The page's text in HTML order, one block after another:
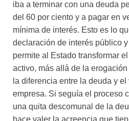
iba a terminar con una deuda
del 60 por ciento y a pagar en
mínima de interés. Esto es lo
declaración de interés público
permite al Estado transformar
activo, más allá de la
la diferencia entre la deuda y
empresa. Si seguía el proceso
una quita descomunal de la
hace valer la acreencia que